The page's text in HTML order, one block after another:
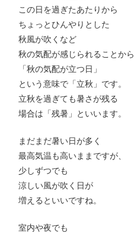
この日を過ぎたあたりから
ちょっとひんやりとした
秋風が吹くなど
秋の気配が感じられることから
「秋の気配が立つ日」
という意味で「立秋」です。
立秋を過ぎても暑さが残る
場合は「残暑」といいます。
まだまだ暑い日が多く
最高気温も高いままですが、
少しずつでも
涼しい風が吹く日が
増えるといいですね。
室内や夜でも